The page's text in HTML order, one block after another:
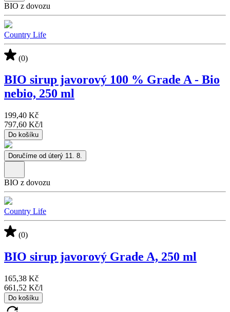
BIO z dovozu
Country Life
(0)
BIO sirup javorový 100 % Grade A - Bio
nebio, 250 ml
199,40 Kč
797,60 Kč/l
Do košíku
Doručíme od úterý 11. 8.
BIO z dovozu
Country Life
(0)
BIO sirup javorový Grade A, 250 ml
165,38 Kč
661,52 Kč/l
Do košíku